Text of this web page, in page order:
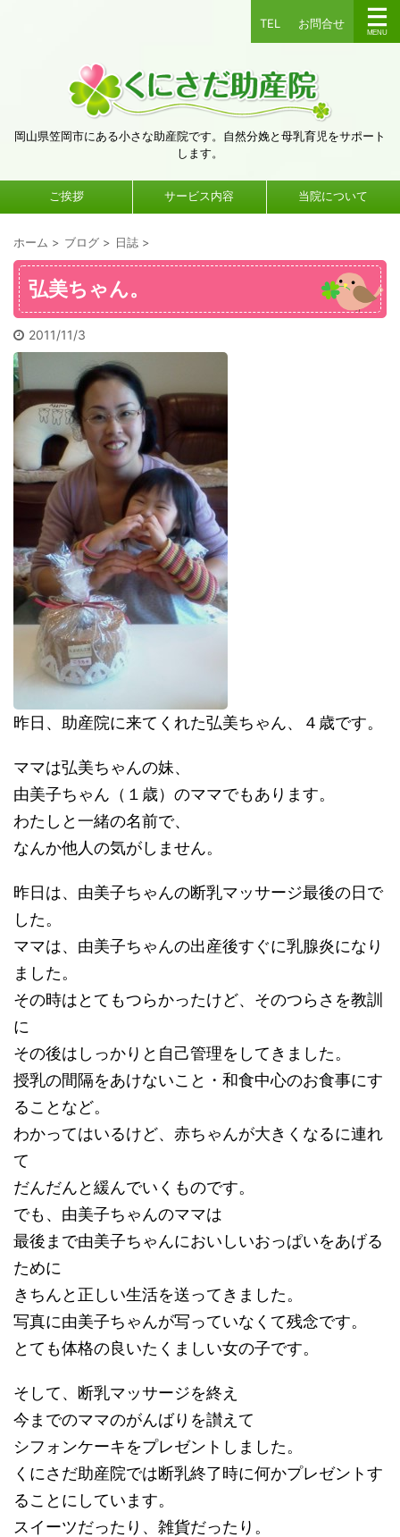
TEL お問合せ
岡山県笠岡市にある小さな助産院です。自然分娩と母乳育児をサポート
します。
ご挨拶 サービス内容 当院について
ホーム > ブログ > 日誌 >
弘美ちゃん。
2011/11/3
昨日、助産院に来てくれた弘美ちゃん、４歳です。
ママは弘美ちゃんの妹、
由美子ちゃん（１歳）のママでもあります。
わたしと一緒の名前で、
なんか他人の気がしません。
昨日は、由美子ちゃんの断乳マッサージ最後の日で
した。
ママは、由美子ちゃんの出産後すぐに乳腺炎になり
ました。
その時はとてもつらかったけど、そのつらさを教訓
に
その後はしっかりと自己管理をしてきました。
授乳の間隔をあけないこと・和食中心のお食事にす
ることなど。
わかってはいるけど、赤ちゃんが大きくなるに連れ
て
だんだんと緩んでいくものです。
でも、由美子ちゃんのママは
最後まで由美子ちゃんにおいしいおっぱいをあげる
ために
きちんと正しい生活を送ってきました。
写真に由美子ちゃんが写っていなくて残念です。
とても体格の良いたくましい女の子です。
そして、断乳マッサージを終え
今までのママのがんばりを讃えて
シフォンケーキをプレゼントしました。
くにさだ助産院では断乳終了時に何かプレゼントす
ることにしています。
スイーツだったり、雑貨だったり。